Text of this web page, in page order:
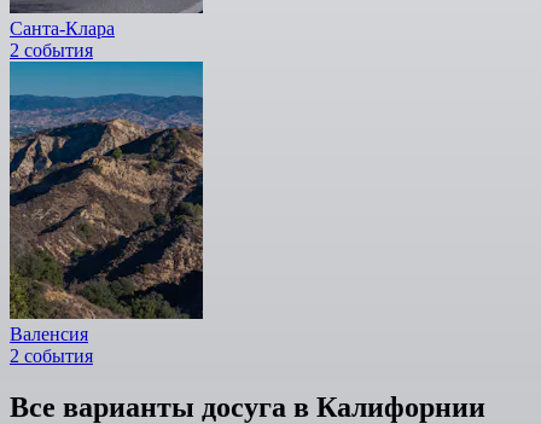
Санта-Клара
2 события
Валенсия
2 события
Все варианты досуга в Калифорнии